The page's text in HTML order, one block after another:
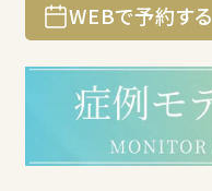
WEBで予約する